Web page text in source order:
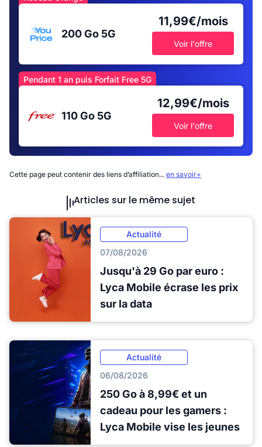
200 Go 5G
11,99€/mois
Voir l'offre
Pendant 1 an puis Forfait Free 5G
110 Go 5G
12,99€/mois
Voir l'offre
Cette page peut contenir des liens d’affiliation... en savoir+
Articles sur le même sujet
Actualité
07/08/2026
Jusqu'à 29 Go par euro :
Lyca Mobile écrase les prix
sur la data
Actualité
06/08/2026
250 Go à 8,99€ et un
cadeau pour les gamers :
Lyca Mobile vise les jeunes